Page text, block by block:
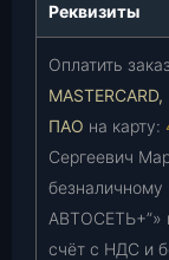
Реквизиты
Оплатить
ПАО на карту:
Сергеевич
АВТОСЕТЬ+”»
счёт с НДС и